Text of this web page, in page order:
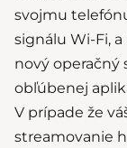
svojmu
signálu Wi-Fi,
nový operačný
obľúbenej
V prípade že
streamovanie